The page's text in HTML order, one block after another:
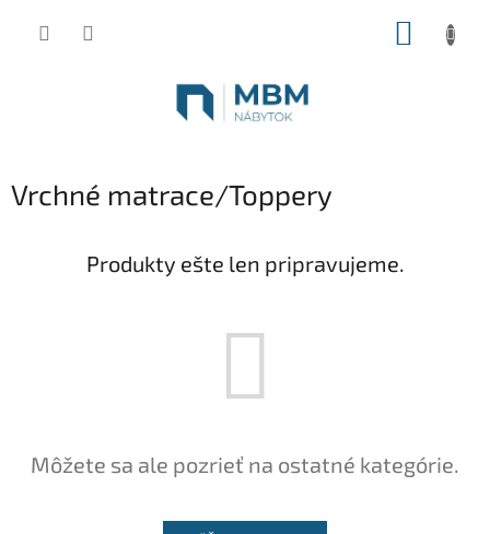
Vrchné matrace/Toppery
Produkty ešte len pripravujeme.
Môžete sa ale pozrieť na ostatné kategórie.